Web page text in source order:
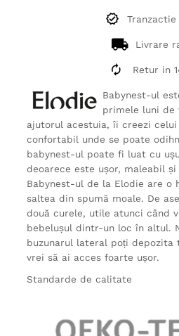
Tranzactie
Livrare
Retur in
Babynest-ul
primele luni de
ajutorul acestuia, îi creezi
confortabil unde se poate
babynest-ul poate fi luat cu
deoarece este ușor, maleabil
Babynest-ul de la Elodie are o
saltea din spumă moale. De
două curele, utile atunci când
bebelușul dintr-un loc în altul.
buzunarul lateral poți
vrei să ai acces foarte ușor.
Standarde de calitate